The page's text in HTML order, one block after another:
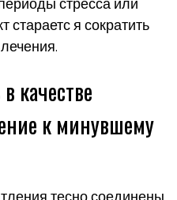
стараетс я сократить
качестве
к минувшему